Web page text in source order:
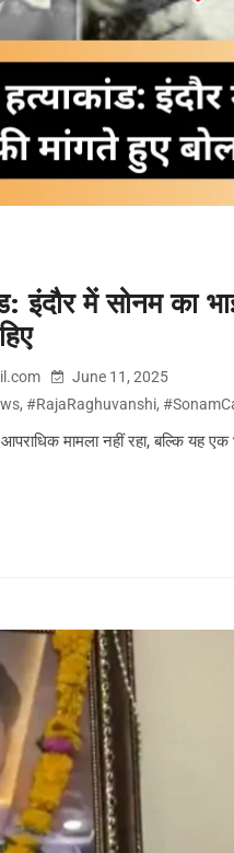
इंदौर में सोनम का
June 11, 2025
, #RajaRaghuvanshi,
मामला नहीं रहा, बल्कि यह